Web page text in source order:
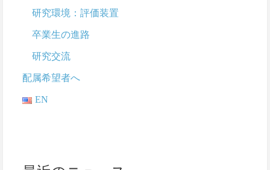
研究環境：評価装置
卒業生の進路
研究交流
配属希望者へ
EN